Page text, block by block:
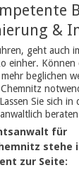
&
geht auch
einher. Können
beglichen
Chemnitz
Sie sich in
nwalt für
stehe
zur Seite: